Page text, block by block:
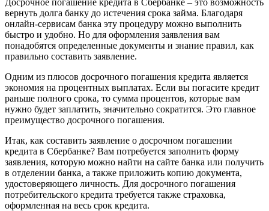
вернуть долга банку до истечения срока займа. Благодаря
онлайн-сервисам банка эту процедуру можно выполнить
быстро и удобно. Но для оформления заявления вам
понадобятся определенные документы и знание правил, как
правильно составить заявление.
Одним из плюсов досрочного погашения кредита является
экономия на процентных выплатах. Если вы погасите кредит
раньше полного срока, то сумма процентов, которые вам
нужно будет заплатить, значительно сократится. Это главное
преимущество досрочного погашения.
Итак, как составить заявление о досрочном погашении
кредита в Сбербанке? Вам потребуется заполнить форму
заявления, которую можно найти на сайте банка или получить
в отделении банка, а также приложить копию документа,
удостоверяющего личность. Для досрочного погашения
потребительского кредита требуется также страховка,
оформленная на весь срок кредита.